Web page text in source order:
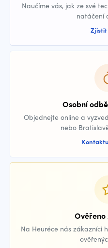
Naučíme vás, jak ze své
natáčení
Zjistit
Osobní
Objednejte online a
nebo
Ověřeno
Na Heuréce nás zákazníci